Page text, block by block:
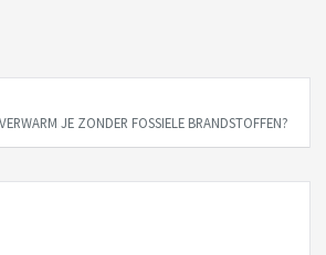
JE ZONDER FOSSIELE BRANDSTOFFEN?